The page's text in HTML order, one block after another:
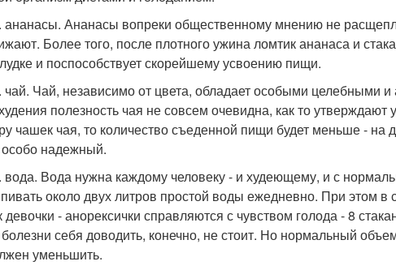
ананасы. Ананасы вопреки общественному мнению не
Более того, после плотного ужина ломтик ананаса и
и поспособствует скорейшему усвоению пищи.
чай. Чай, независимо от цвета, обладает особыми целебными
полезность чая не совсем очевидна, как то
чашек чая, то количество съеденной пищи будет меньше -
надежный.
вода. Вода нужна каждому человеку - и худеющему, и с
около двух литров простой воды ежедневно. При этом в
девочки - анорексички справляются с чувством голода - 8
себя доводить, конечно, не стоит. Но нормальный
уменьшить.